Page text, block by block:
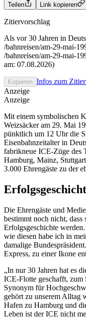
Teilen Link kopieren
Zitiervorschlag
Als vor 30 Jahren in
/bahnreisen/am-29-mai-
/bahnreisen/am-29-mai-
am: 07.08.2026)
Kopieren Infos zum
Anzeige
Anzeige
Mit einem symbolischen
Weizsäcker am 29. Mai
pünktlich um 12 Uhr die
Eisenbahnzeitalter in
fabrikneue ICE-Züge des
Hamburg, Mainz,
3.000 Ehrengäste zu der
Die Ehrengäste und
bestimmt noch nicht, dass
Erfolgsgeschichte
wie diesen habe ich in
damalige Bundespräsident.
Express, zu einer Ikone
„In nur 30 Jahren hat es
ICE-Flotte geschafft, zum
Synonym für
gehört zu unserem Alltag
Hafen zu Hamburg und
Leben ist der ICE nicht